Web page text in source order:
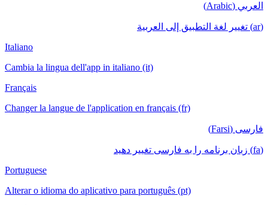
العربي (Arabic)
(ar) تغيير لغة التطبيق إلى العربية
Italiano
Cambia la lingua dell'app in italiano (it)
Français
Changer la langue de l'application en français (fr)
فارسی (Farsi)
(fa) زبان برنامه را به فارسی تغییر دهید
Portuguese
Alterar o idioma do aplicativo para português (pt)